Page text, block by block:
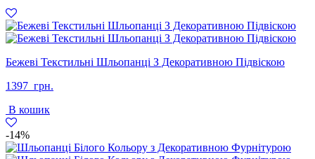
Бежеві Текстильні Шльопанці З Декоративною Підвіскою
1397 грн.
В кошик
-14%